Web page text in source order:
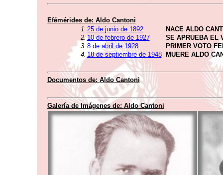
Efémérides de: Aldo Cantoni
1. 25 de junio de 1892
NACE ALDO
2.10 de febrero de 1927
SE APRUEBA EL
3. 8 de abril de 1928
PRIMER VOTO
4. 18 de septiembre de 1948 MUERE ALDO
Documentos de:Aldo Cantoni
Galería de Imágenes de: Aldo Cantoni